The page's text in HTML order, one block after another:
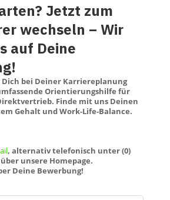
Jetzt zum
wechseln – Wir
auf Deine
bei Deiner Karriereplanung
Orientierungshilfe für
Finde mit uns Deinen
Gehalt und Work-Life-Balance.
, alternativ telefonisch unter (0)
über unsere Homepage.
Deine Bewerbung!